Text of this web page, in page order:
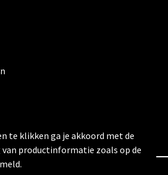
te klikken ga je akkoord met de
productinformatie zoals op de